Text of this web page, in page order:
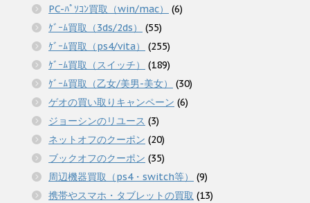
PC-ﾊﾟｿｺﾝ買取（win/mac）
(6)
ｹﾞｰﾑ買取（3ds/2ds）
(55)
ｹﾞｰﾑ買取（ps4/vita）
(255)
ｹﾞｰﾑ買取（スイッチ）
(189)
ｹﾞｰﾑ買取（乙女/美男-美女）
(30)
ゲオの買い取りキャンペーン (6)
ジョーシンのリユース (3)
ネットオフのクーポン (20)
ブックオフのクーポン (35)
周辺機器買取（ps4・switch等）
(9)
携帯やスマホ・タブレットの買取 (13)